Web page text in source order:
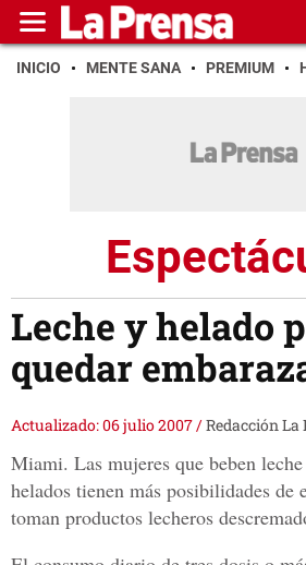
INICIO MENTE SANA PREMIUM
Leche y helado
quedar
Actualizado: 06 julio 2007/Redacción La
Miami. Las mujeres que beben
helados tienen más posibilidades de
toman productos lecheros